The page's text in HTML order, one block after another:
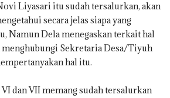
Liyasari itu sudah tersalurkan, akan
secara jelas siapa yang
Namun Dela menegaskan terkait hal
Sekretaria Desa/Tiyuh
hal itu.
dan VII memang sudah tersalurkan